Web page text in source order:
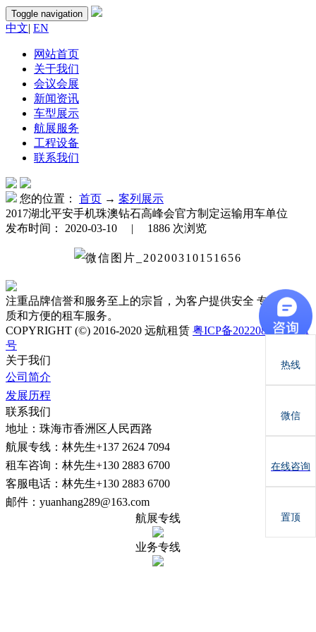
Toggle navigation
中文| EN
网站首页
关于我们
会议会展
新闻资讯
车型展示
航展服务
工程设备
联系我们
您的位置： 首页 → 案列展示
2017湖北平安手机珠澳钻石高峰会官方制定运输用车单位
发布时间：
2020-03-10 | 1886 次浏览
热线
微信
在线咨询
置顶
注重品牌信誉和服务至上的宗旨，为客户提供安全 专业、优
质和方便的租车服务。
COPYRIGHT (©) 2016-2020 远航租赁 粤ICP备2022081731号-1
号
关于我们
公司简介
发展历程
联系我们
地址：珠海市香洲区人民西路
航展专线：林先生+137 2624 7094
租车咨询：林先生+130 2883 6700
客服电话：林先生+130 2883 6700
邮件：yuanhang289@163.com
航展专线
业务专线